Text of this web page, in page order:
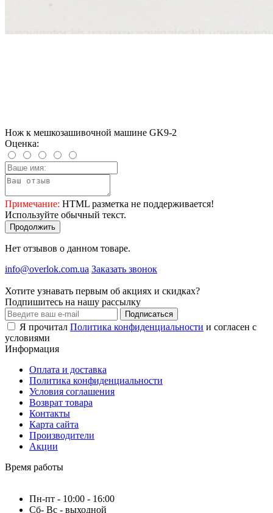
Нож к мешкозашивочной машине GK9-2
Оценка:
Примечание: HTML разметка не поддерживается!
Используйте обычный текст.
Продолжить
Нет отзывов о данном товаре.
info@overlok.com.ua Заказать звонок
Хотите узнавать первым об акциях и скидках?
Подпишитесь на нашу рассылку
Подписаться
Я прочитал Политика конфиденциальности и согласен с
условиями
Информация
Оплата и доставка
Политика конфиденциальности
Условия соглашения
Возврат товара
Контакты
Карта сайта
Производители
Акции
Время работы
Пн-пт - 10:00 - 16:00
Сб- Вс - выходной